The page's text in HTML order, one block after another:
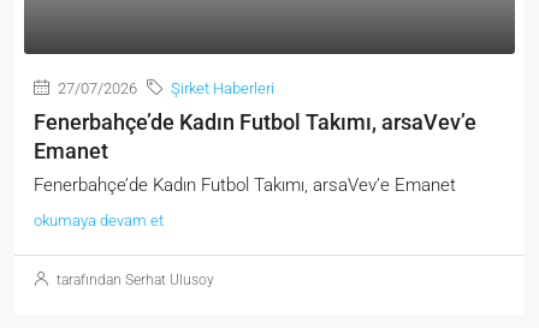
27/07/2026 Şirket Haberleri
Fenerbahçe’de Kadın Futbol Takımı, arsaVev’e
Emanet
Fenerbahçe’de Kadın Futbol Takımı, arsaVev’e Emanet
okumaya devam et
tarafından Serhat Ulusoy